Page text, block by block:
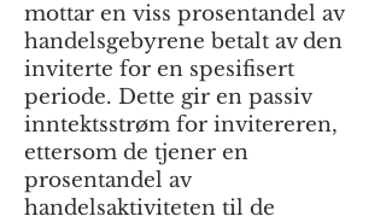
mottar en viss prosentandel av
handelsgebyrene betalt av den
inviterte for en spesifisert
periode. Dette gir en passiv
inntektsstrøm for invitereren,
ettersom de tjener en
prosentandel av
handelsaktiviteten til de